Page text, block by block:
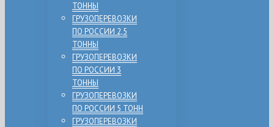
ТОННЫ
ГРУЗОПЕРЕВОЗКИ
ПО РОССИИ 2,5
ТОННЫ
ГРУЗОПЕРЕВОЗКИ
ПО РОССИИ 3
ТОННЫ
ГРУЗОПЕРЕВОЗКИ
ПО РОССИИ 5 ТОНН
ГРУЗОПЕРЕВОЗКИ